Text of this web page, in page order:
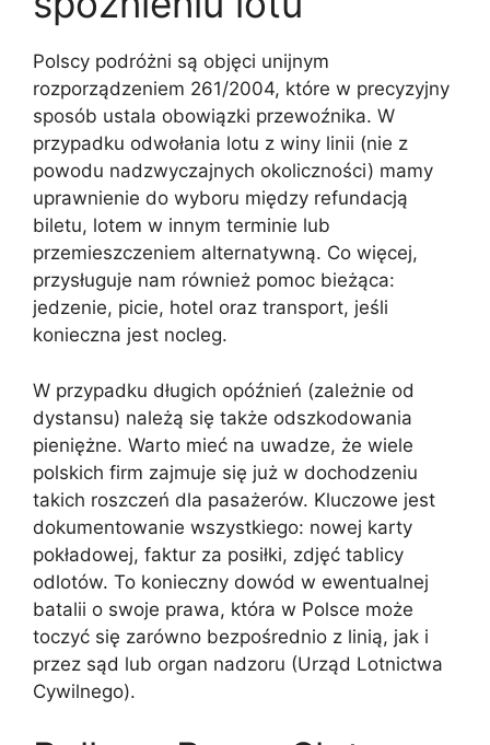
Polscy podróżni są objęci unijnym
rozporządzeniem 261/2004, które w precyzyjny
sposób ustala obowiązki przewoźnika. W
przypadku odwołania lotu z winy linii (nie z
powodu nadzwyczajnych okoliczności) mamy
uprawnienie do wyboru między refundacją
biletu, lotem w innym terminie lub
przemieszczeniem alternatywną. Co więcej,
przysługuje nam również pomoc bieżąca:
jedzenie, picie, hotel oraz transport, jeśli
konieczna jest nocleg.
W przypadku długich opóźnień (zależnie od
dystansu) należą się także odszkodowania
pieniężne. Warto mieć na uwadze, że wiele
polskich firm zajmuje się już w dochodzeniu
takich roszczeń dla pasażerów. Kluczowe jest
dokumentowanie wszystkiego: nowej karty
pokładowej, faktur za posiłki, zdjęć tablicy
odlotów. To konieczny dowód w ewentualnej
batalii o swoje prawa, która w Polsce może
toczyć się zarówno bezpośrednio z linią, jak i
przez sąd lub organ nadzoru (Urząd Lotnictwa
Cywilnego).